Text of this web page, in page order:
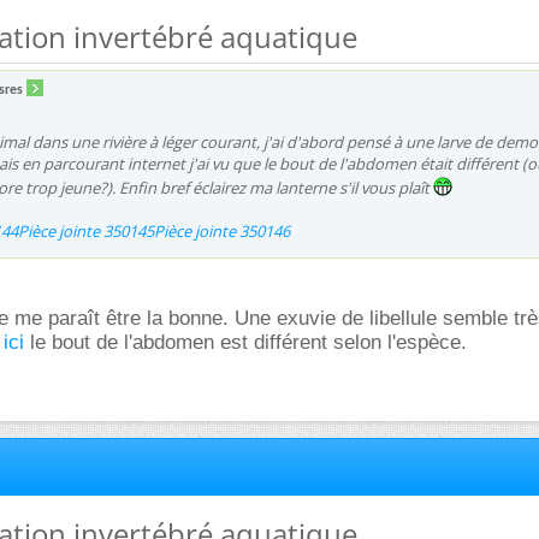
invertébré aquatique
dans une rivière à léger courant, j'ai d'abord pensé à une larve de
en parcourant internet j'ai vu que le bout de l'abdomen était différent
trop jeune?). Enfin bref éclairez ma lanterne s'il vous plaît
Pièce jointe 350145Pièce jointe 350146
me paraît être la bonne. Une exuvie de libellule semble
ici le bout de l'abdomen est différent selon l'espèce.